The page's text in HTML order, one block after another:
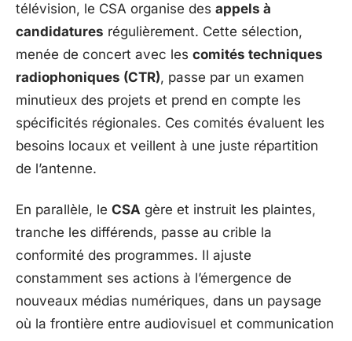
télévision, le CSA organise des appels à
candidatures régulièrement. Cette sélection,
menée de concert avec les comités techniques
radiophoniques (CTR), passe par un examen
minutieux des projets et prend en compte les
spécificités régionales. Ces comités évaluent les
besoins locaux et veillent à une juste répartition
de l’antenne.
En parallèle, le CSA gère et instruit les plaintes,
tranche les différends, passe au crible la
conformité des programmes. Il ajuste
constamment ses actions à l’émergence de
nouveaux médias numériques, dans un paysage
où la frontière entre audiovisuel et communication